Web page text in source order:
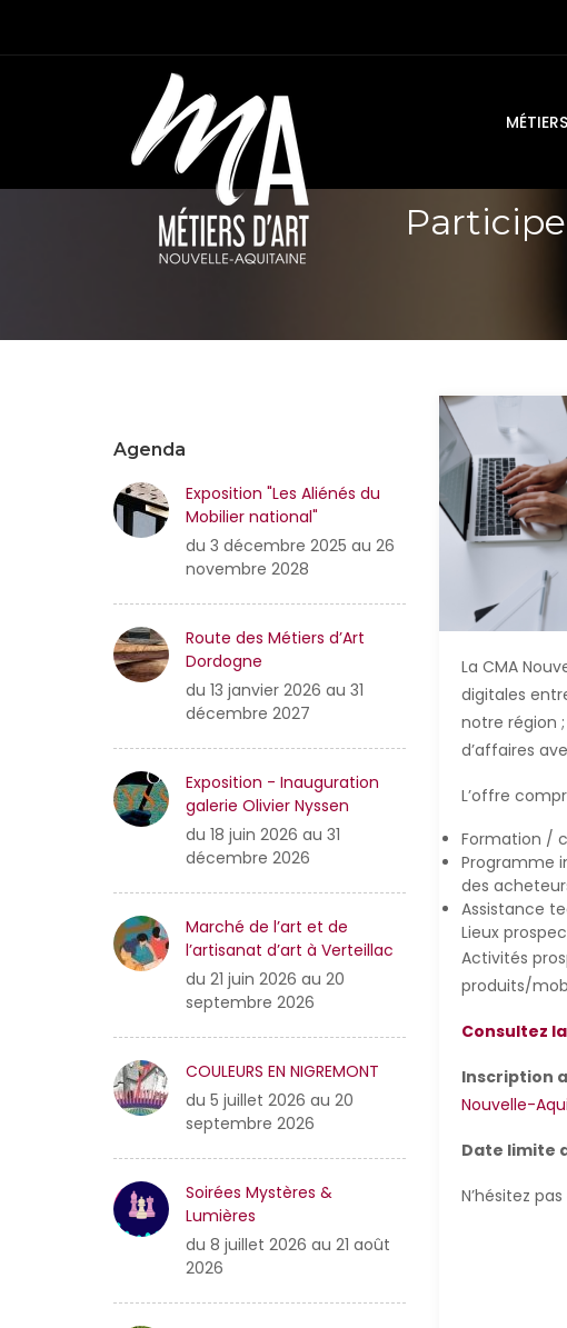
Agenda
Exposition "Les Aliénés du
Mobilier national"
du 3 décembre 2025 au 26
novembre 2028
Route des Métiers d’Art
Dordogne
du 13 janvier 2026 au 31
décembre 2027
Exposition - Inauguration
galerie Olivier Nyssen
du 18 juin 2026 au 31
décembre 2026
Marché de l’art et de
l’artisanat d’art à Verteillac
du 21 juin 2026 au 20
septembre 2026
COULEURS EN NIGREMONT
du 5 juillet 2026 au 20
septembre 2026
Soirées Mystères &
Lumières
du 8 juillet 2026 au 21 août
2026
La CMA
digitales
notre région
d’affaires
L’offre
Formation /
Programme
des
Assistance
Lieux
Activités
produits/
Consultez
Inscription
Nouvelle-
Date limite
N’hésitez